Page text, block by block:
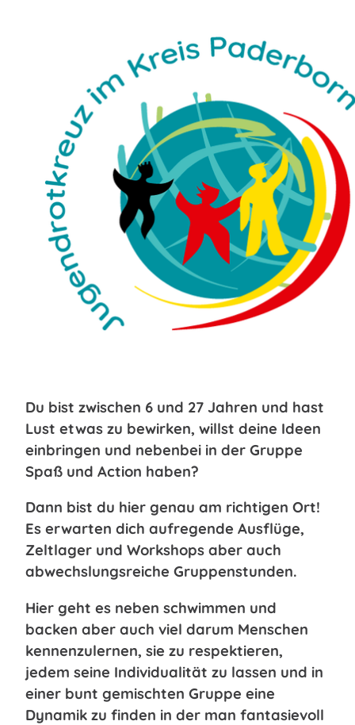
Du bist zwischen 6 und 27 Jahren und hast
Lust etwas zu bewirken, willst deine Ideen
einbringen und nebenbei in der Gruppe
Spaß und Action haben?
Dann bist du hier genau am richtigen Ort!
Es erwarten dich aufregende Ausflüge,
Zeltlager und Workshops aber auch
abwechslungsreiche Gruppenstunden.
Hier geht es neben schwimmen und
backen aber auch viel darum Menschen
kennenzulernen, sie zu respektieren,
jedem seine Individualität zu lassen und in
einer bunt gemischten Gruppe eine
Dynamik zu finden in der man fantasievoll